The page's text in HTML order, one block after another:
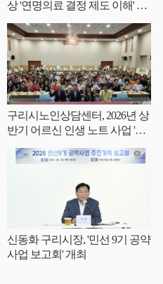
상 '연명의료 결정 제도 이해' 교
구리시노인상담센터, 2026년 상
반기 어르신 인생 노트 사업 '내
신동화 구리시장, '민선 9기 공약
사업 보고회' 개최